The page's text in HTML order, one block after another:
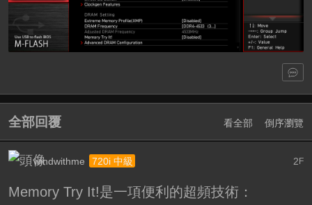
全部回覆 看全部 倒序瀏覽
2 F
windwithme 720i 中級
Memory Try It!是一項便利的超頻技術：